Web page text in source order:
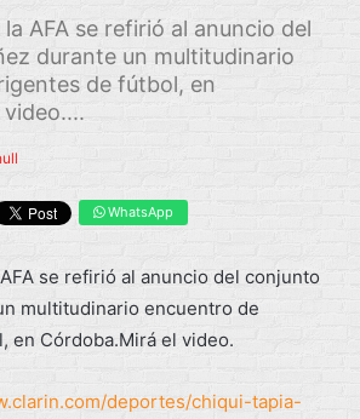
AFA se refirió al anuncio del
durante un multitudinario
de fútbol, en
WhatsApp
se refirió al anuncio del conjunto
multitudinario encuentro de
en Córdoba.Mirá el video.
deportes/chiqui-tapia-